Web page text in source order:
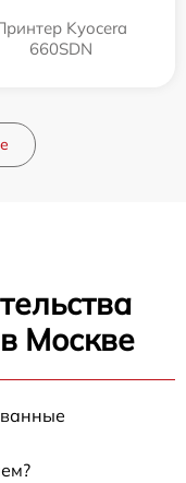
Kyocera
660SDN
Москве